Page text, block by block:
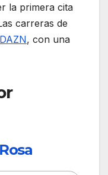
la primera cita
carreras de
DAZN, con una